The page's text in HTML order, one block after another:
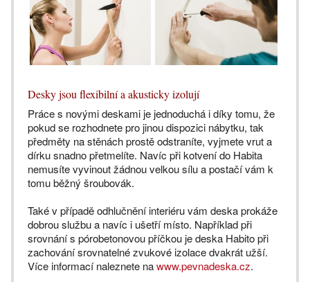
Desky jsou flexibilní a akusticky izolují
Práce s novými deskami je jednoduchá i díky tomu, že
pokud se rozhodnete pro jinou dispozici nábytku, tak
předměty na stěnách prostě odstraníte, vyjmete vrut a
dírku snadno přetmelíte. Navíc při kotvení do Habita
nemusíte vyvinout žádnou velkou sílu a postačí vám k
tomu běžný šroubovák.
Také v případě odhlučnění interiéru vám deska prokáže
dobrou službu a navíc i ušetří místo. Například při
srovnání s pórobetonovou příčkou je deska Habito při
zachování srovnatelné zvukové izolace dvakrát užší.
Více informací naleznete nawww.pevnadeska.cz.